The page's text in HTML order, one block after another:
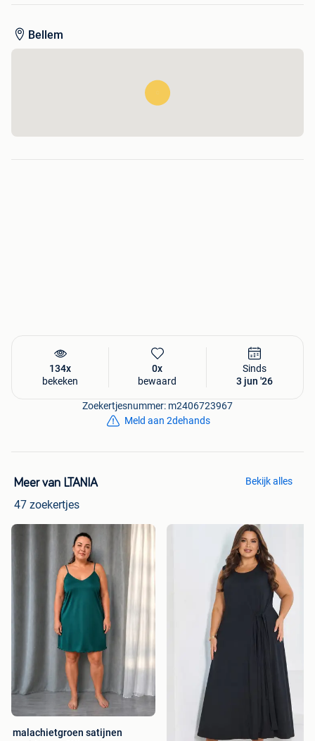
Bellem
134x
bekeken
0x
bewaard
Sinds
3 jun '26
Zoekertjesnummer: m2406723967
Meld aan 2dehands
Meer van LTANIA
47 zoekertjes
Bekijk alles
malachietgroen satijnen